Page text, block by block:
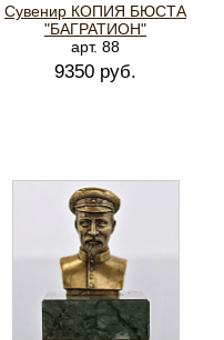
Сувенир КОПИЯ БЮСТА
"БАГРАТИОН"
арт. 88
9350 руб.